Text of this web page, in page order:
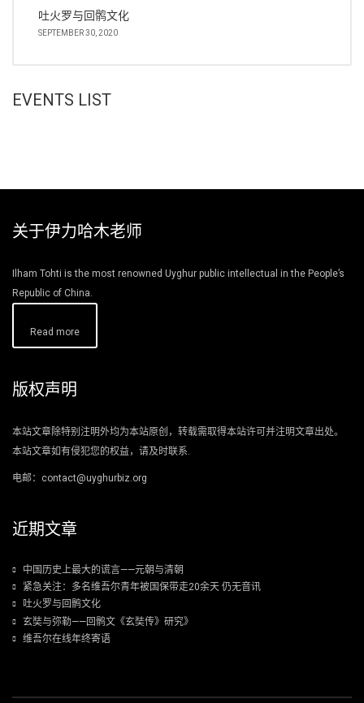
吐火罗与回鹘文化
SEPTEMBER 30, 2020
EVENTS LIST
关于伊力哈木老师
Ilham Tohti is the most renowned Uyghur public intellectual in the People’s
Republic of China.
Read more
版权声明
本站文章除特别注明外均为本站原创，转载需取得本站许可并注明文章出处。
本站文章如有侵犯您的权益，请及时联系.
电邮：contact@uyghurbiz.org
近期文章
中国历史上最大的谎言——元朝与清朝
紧急关注：多名维吾尔青年被国保带走20余天 仍无音讯
吐火罗与回鹘文化
玄奘与弥勒——回鹘文《玄奘传》研究》
维吾尔在线年终寄语